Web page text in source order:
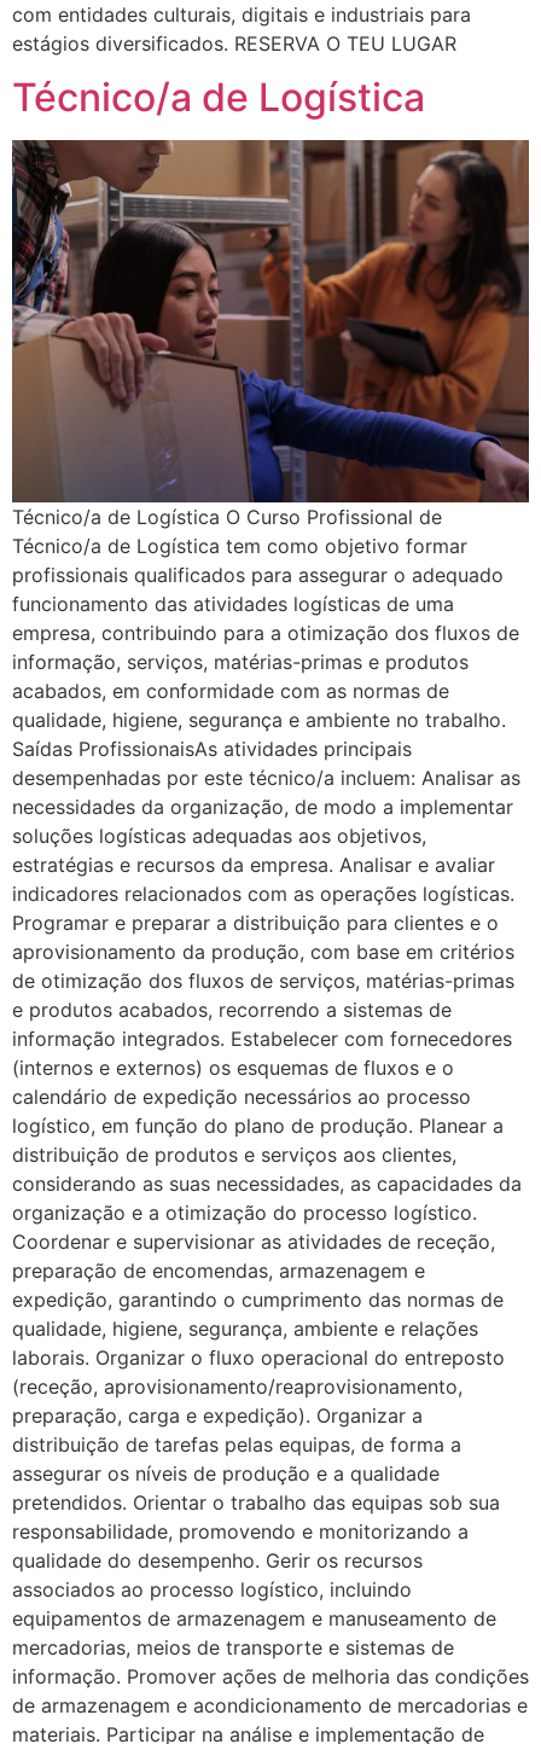
com entidades culturais, digitais e industriais para
estágios diversificados. RESERVA O TEU LUGAR
Técnico/a de Logística
Técnico/a de Logística O Curso Profissional de
Técnico/a de Logística tem como objetivo formar
profissionais qualificados para assegurar o adequado
funcionamento das atividades logísticas de uma
empresa, contribuindo para a otimização dos fluxos de
informação, serviços, matérias-primas e produtos
acabados, em conformidade com as normas de
qualidade, higiene, segurança e ambiente no trabalho.
Saídas ProfissionaisAs atividades principais
desempenhadas por este técnico/a incluem: Analisar as
necessidades da organização, de modo a implementar
soluções logísticas adequadas aos objetivos,
estratégias e recursos da empresa. Analisar e avaliar
indicadores relacionados com as operações logísticas.
Programar e preparar a distribuição para clientes e o
aprovisionamento da produção, com base em critérios
de otimização dos fluxos de serviços, matérias-primas
e produtos acabados, recorrendo a sistemas de
informação integrados. Estabelecer com fornecedores
(internos e externos) os esquemas de fluxos e o
calendário de expedição necessários ao processo
logístico, em função do plano de produção. Planear a
distribuição de produtos e serviços aos clientes,
considerando as suas necessidades, as capacidades da
organização e a otimização do processo logístico.
Coordenar e supervisionar as atividades de receção,
preparação de encomendas, armazenagem e
expedição, garantindo o cumprimento das normas de
qualidade, higiene, segurança, ambiente e relações
laborais. Organizar o fluxo operacional do entreposto
(receção, aprovisionamento/reaprovisionamento,
preparação, carga e expedição). Organizar a
distribuição de tarefas pelas equipas, de forma a
assegurar os níveis de produção e a qualidade
pretendidos. Orientar o trabalho das equipas sob sua
responsabilidade, promovendo e monitorizando a
qualidade do desempenho. Gerir os recursos
associados ao processo logístico, incluindo
equipamentos de armazenagem e manuseamento de
mercadorias, meios de transporte e sistemas de
informação. Promover ações de melhoria das condições
de armazenagem e acondicionamento de mercadorias e
materiais. Participar na análise e implementação de